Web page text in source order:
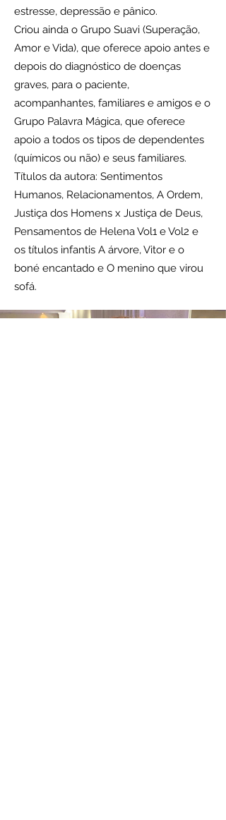
estresse, depressão e pânico.
Criou ainda o Grupo Suavi (Superação,
Amor e Vida), que oferece apoio antes e
depois do diagnóstico de doenças
graves, para o paciente,
acompanhantes, familiares e amigos e o
Grupo Palavra Mágica, que oferece
apoio a todos os tipos de dependentes
(químicos ou não) e seus familiares.
Títulos da autora: Sentimentos
Humanos, Relacionamentos, A Ordem,
Justiça dos Homens x Justiça de Deus,
Pensamentos de Helena Vol1 e Vol2 e
os títulos infantis A árvore, Vitor e o
boné encantado e O menino que virou
sofá.